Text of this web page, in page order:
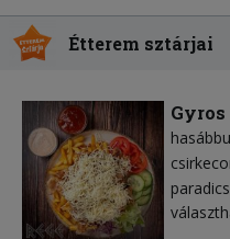
Étterem sztárjai